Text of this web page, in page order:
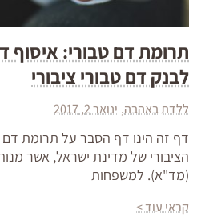
תרומת דם טבורי: איסוף
לבנק דם טבורי ציבורי
ללדת באהבה ינואר 2, 2017
דף זה הינו דף הסבר על תרומת דם
הציבורי של מדינת ישראל, אשר
(מד"א). למשפחות
קראי עוד >